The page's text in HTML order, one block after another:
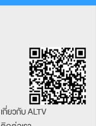
เกี่ยวกับ ALTV